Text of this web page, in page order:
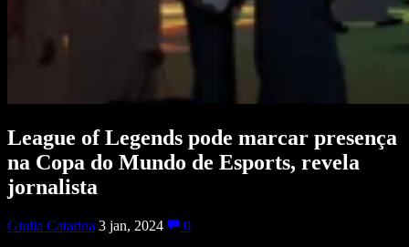
League of Legends pode marcar presença
na Copa do Mundo de Esports, revela
jornalista
Giulia Catarina 3 jan, 2024
0